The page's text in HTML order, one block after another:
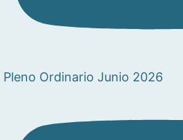
Pleno Ordinario Junio 2026